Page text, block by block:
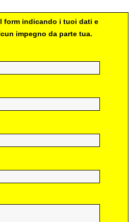
form indicando i tuoi dati e
impegno da parte tua.